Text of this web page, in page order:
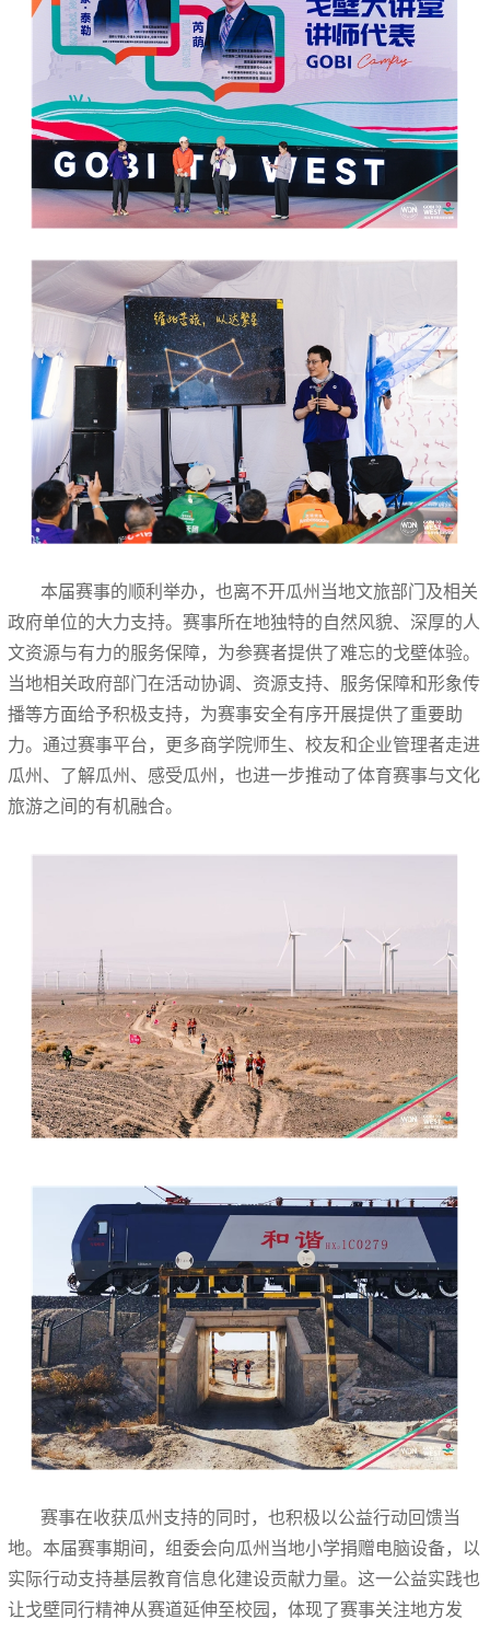
本届赛事的顺利举办，也离不开瓜州当地文旅部门及相关
政府单位的大力支持。赛事所在地独特的自然风貌、深厚的人
文资源与有力的服务保障，为参赛者提供了难忘的戈壁体验。
当地相关政府部门在活动协调、资源支持、服务保障和形象传
播等方面给予积极支持，为赛事安全有序开展提供了重要助
力。通过赛事平台，更多商学院师生、校友和企业管理者走进
瓜州、了解瓜州、感受瓜州，也进一步推动了体育赛事与文化
旅游之间的有机融合。
赛事在收获瓜州支持的同时，也积极以公益行动回馈当
地。本届赛事期间，组委会向瓜州当地小学捐赠电脑设备，以
实际行动支持基层教育信息化建设贡献力量。这一公益实践也
让戈壁同行精神从赛道延伸至校园，体现了赛事关注地方发